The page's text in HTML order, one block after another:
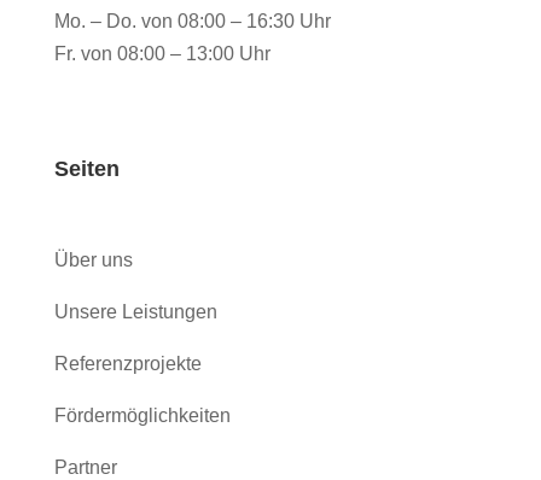
Mo. – Do. von 08:00 – 16:30 Uhr
Fr. von 08:00 – 13:00 Uhr
Seiten
Über uns
Unsere Leistungen
Referenzprojekte
Fördermöglichkeiten
Partner